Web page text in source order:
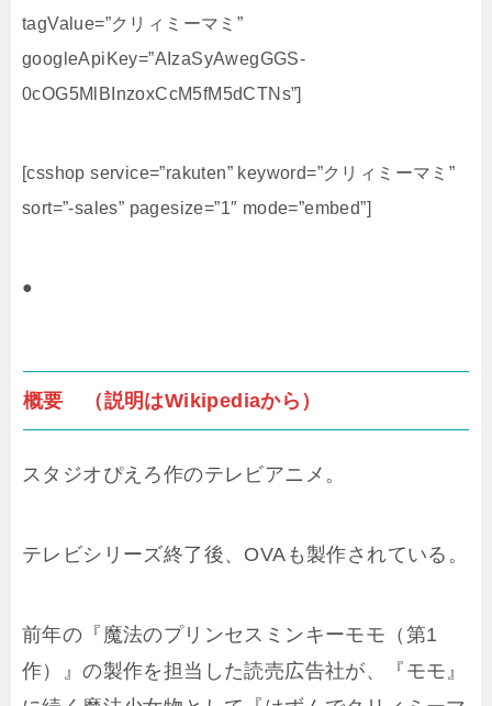
tagValue=”クリィミーマミ”
googleApiKey=”AIzaSyAwegGGS-
0cOG5MlBInzoxCcM5fM5dCTNs”]
[csshop service=”rakuten” keyword=”クリィミーマミ”
sort=”-sales” pagesize=”1″ mode=”embed”]
●
概要 （説明はWikipediaから）
スタジオぴえろ作のテレビアニメ。
テレビシリーズ終了後、OVAも製作されている。
前年の『魔法のプリンセスミンキーモモ（第1
作）』の製作を担当した読売広告社が、『モモ』